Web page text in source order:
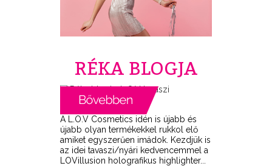
RÉKA BLOGJA
A L.O.V Cosmetics idén is újabb és
újabb olyan termékekkel rukkol elő
amiket egyszerűen imádok. Kezdjük is
az idei tavaszi/nyári kedvencemmel a
LOVillusion holografikus highlighter...